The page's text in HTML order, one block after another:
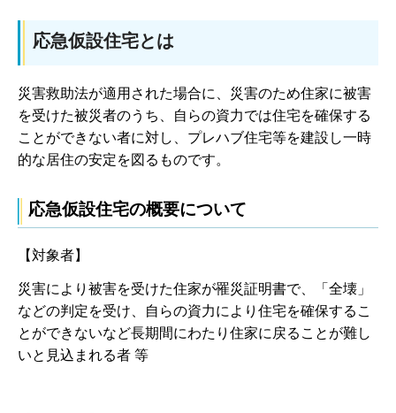
応急仮設住宅とは
災害救助法が適用された場合に、災害のため住家に被害
を受けた被災者のうち、自らの資力では住宅を確保する
ことができない者に対し、プレハブ住宅等を建設し一時
的な居住の安定を図るものです。
応急仮設住宅の概要について
【対象者】
災害により被害を受けた住家が罹災証明書で、「全壊」
などの判定を受け、自らの資力により住宅を確保するこ
とができないなど長期間にわたり住家に戻ることが難し
いと見込まれる者 等